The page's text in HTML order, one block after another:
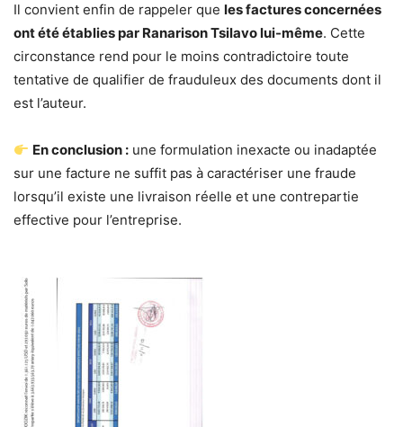
Il convient enfin de rappeler que les factures concernées
ont été établies par Ranarison Tsilavo lui-même. Cette
circonstance rend pour le moins contradictoire toute
tentative de qualifier de frauduleux des documents dont il
est l’auteur.
En conclusion : une formulation inexacte ou inadaptée
sur une facture ne suffit pas à caractériser une fraude
lorsqu’il existe une livraison réelle et une contrepartie
effective pour l’entreprise.